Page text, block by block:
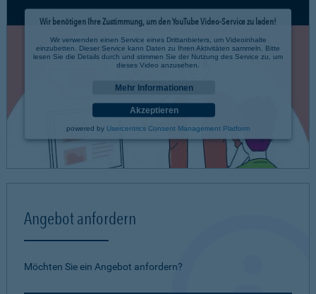
Wir benötigen Ihre Zustimmung, um den YouTube Video-Service zu laden!
Wir verwenden einen Service eines Drittanbieters, um Videoinhalte
einzubetten. Dieser Service kann Daten zu Ihren Aktivitäten sammeln. Bitte
lesen Sie die Details durch und stimmen Sie der Nutzung des Service zu, um
dieses Video anzusehen.
Mehr Informationen
Akzeptieren
powered by Usercentrics Consent Management Platform
Angebot anfordern
Möchten Sie ein Angebot anfordern?